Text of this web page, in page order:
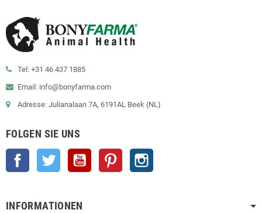
Tel: +31 46 437 1885
Email: info@bonyfarma.com
Adresse: Julianalaan 7A, 6191AL Beek (NL)
FOLGEN SIE UNS
Facebook Twitter YouTube Pinterest
INFORMATIONEN